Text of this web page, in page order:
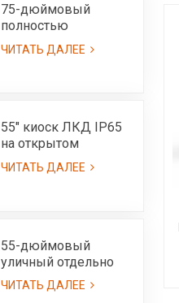
75-дюймовый
полностью
наружный ЖК-киоск
с возможностью
3000 нит - IP65
ЧИТАТЬ ДАЛЕЕ
55" киоск ЛКД IP65
на открытом
воздухе с ультра
высокой яркостью
ЧИТАТЬ ДАЛЕЕ
55-дюймовый
уличный отдельно
стоящий ЖК-экран-
IP55
ЧИТАТЬ ДАЛЕЕ